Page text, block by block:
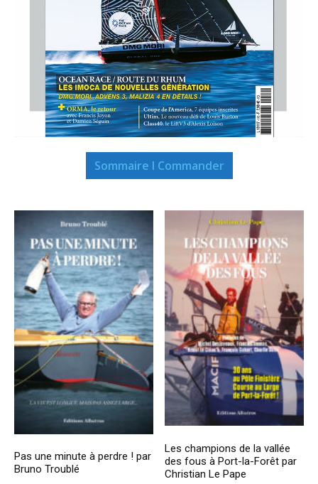
Sommaire I Commander
Pas une minute à perdre ! par
Bruno Troublé
Les champions de la vallée
des fous à Port-la-Forêt par
Christian Le Pape